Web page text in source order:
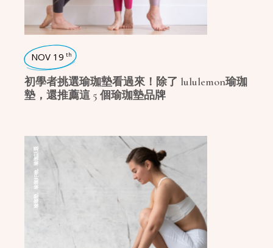
NOV 19 th
初學者挑選瑜珈墊看過來！除了 lululemon瑜珈
墊，還推薦這 5 個瑜珈墊品牌
瑜珈墊
瑜珈好物
瑜珈話題